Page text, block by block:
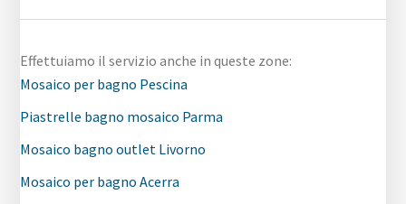
Effettuiamo il servizio anche in queste zone:
Mosaico per bagno Pescina
Piastrelle bagno mosaico Parma
Mosaico bagno outlet Livorno
Mosaico per bagno Acerra